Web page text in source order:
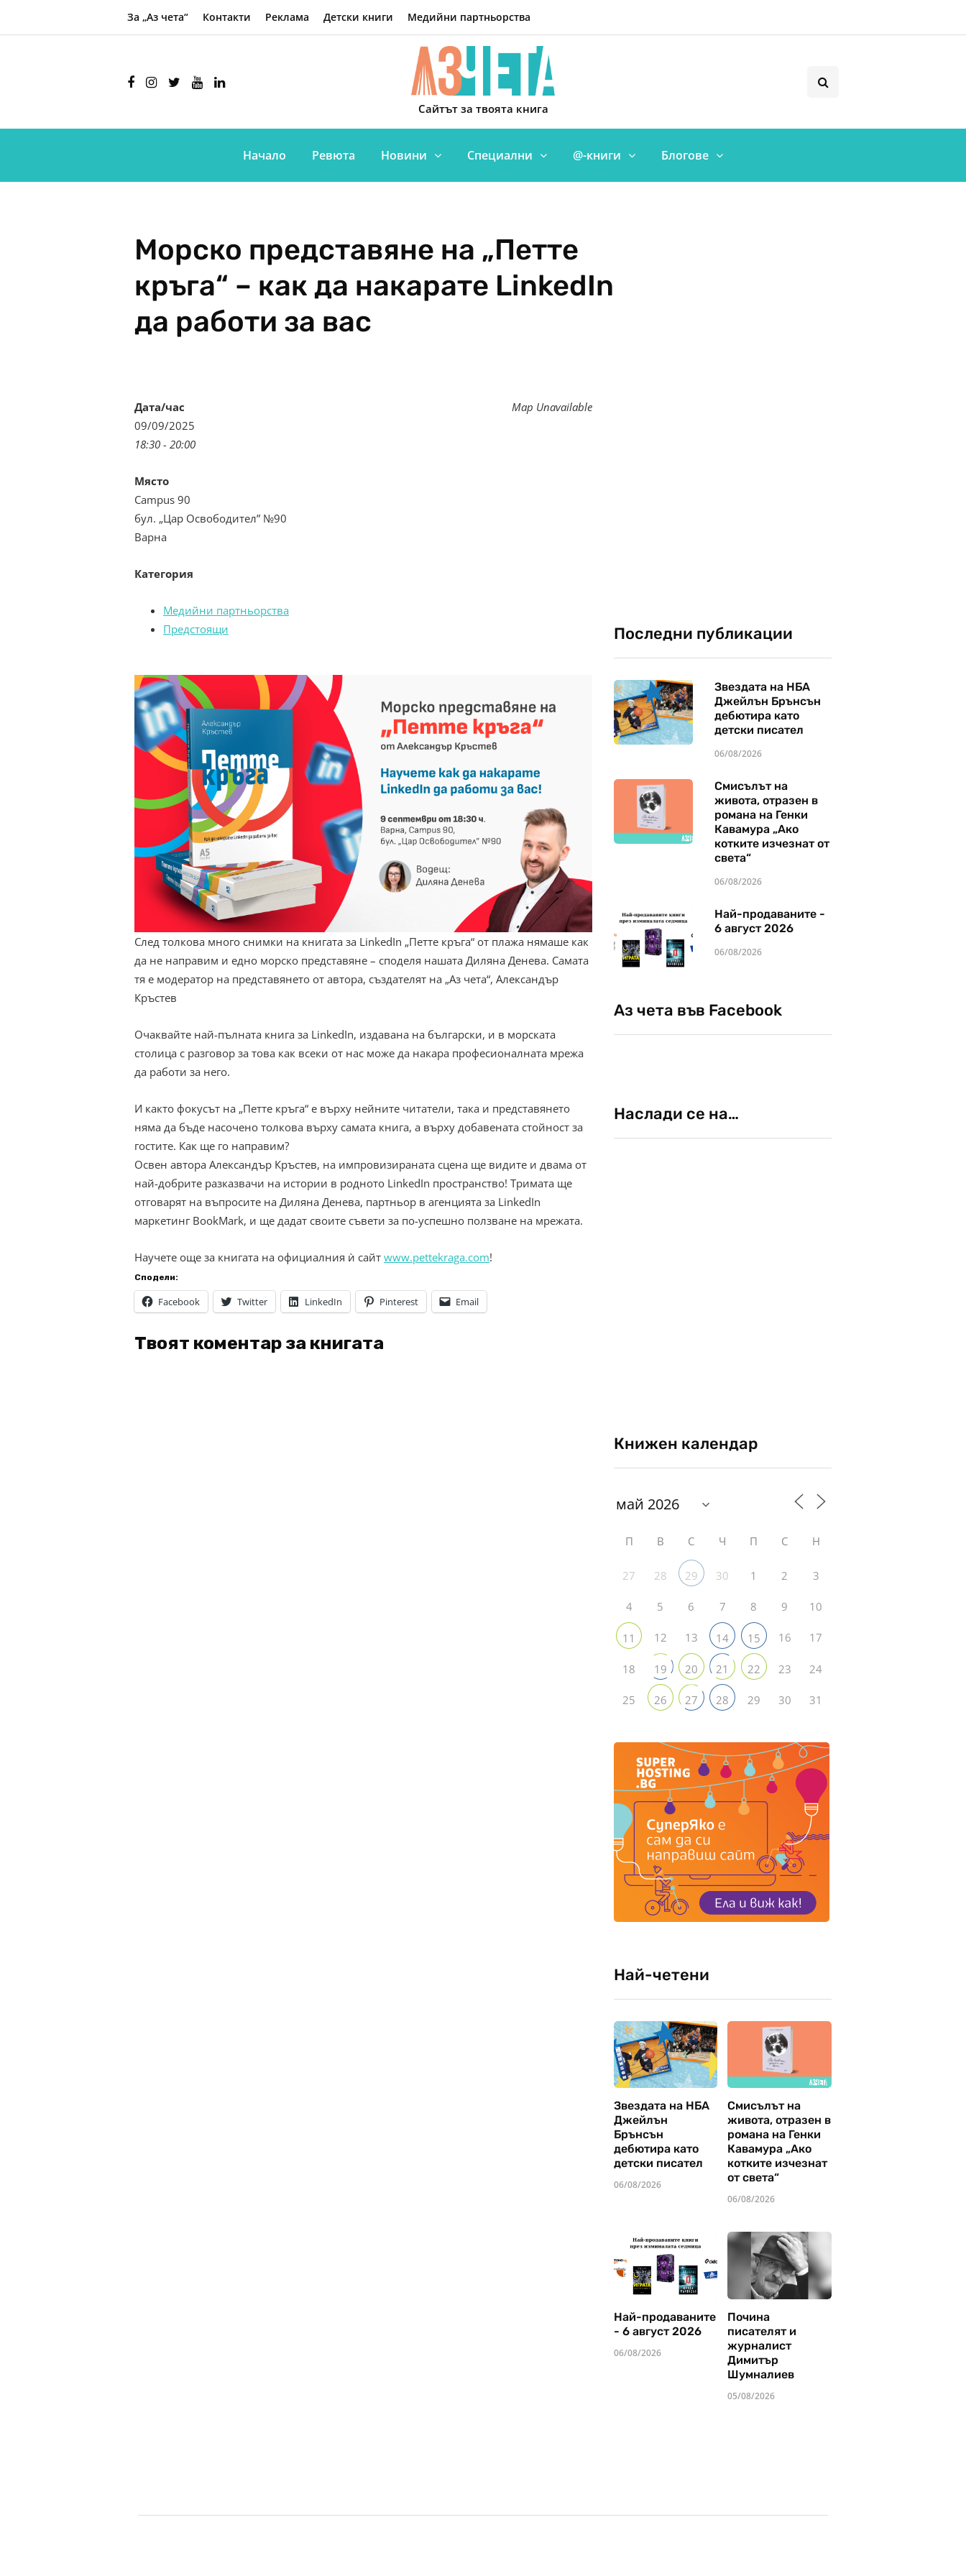
За „Аз чета“ Контакти Реклама Детски книги Медийни партньорства
Сайтът за твоята книга
Начало Ревюта Новини Специални @-книги Блогове
Морско представяне на „Петте
кръга“ – как да накарате LinkedIn
да работи за вас
Map Unavailable
Дата/час
09/09/2025
18:30 - 20:00
Място
Campus 90
бул. „Цар Освободител” №90
Варна
Категория
Медийни партньорства
Предстоящи
След толкова много снимки на книгата за LinkedIn „Петте кръга“ от плажа нямаше как
да не направим и едно морско представяне – споделя нашата Диляна Денева. Самата
тя е модератор на представянето от автора, създателят на „Аз чета“, Александър
Кръстев
Очаквайте най-пълната книга за LinkedIn, издавана на български, и в морската
столица с разговор за това как всеки от нас може да накара професионалната мрежа
да работи за него.
И както фокусът на „Петте кръга“ е върху нейните читатели, така и представянето
няма да бъде насочено толкова върху самата книга, а върху добавената стойност за
гостите. Как ще го направим?
Освен автора Александър Кръстев, на импровизираната сцена ще видите и двама от
най-добрите разказвачи на истории в родното LinkedIn пространство! Тримата ще
отговарят на въпросите на Диляна Денева, партньор в агенцията за LinkedIn
маркетинг BookMark, и ще дадат своите съвети за по-успешно ползване на мрежата.
Научете още за книгата на официалния ѝ сайт www.pettekraga.com!
Сподели:
Facebook Twitter LinkedIn Pinterest Email
Твоят коментар за книгата
Последни публикации
Звездата на НБА
Джейлън Брънсън
дебютира като
детски писател
06/08/2026
Смисълът на
живота, отразен в
романа на Генки
Кавамура „Ако
котките изчезнат от
света“
06/08/2026
Най-продаваните -
6 август 2026
06/08/2026
Аз чета във Facebook
Наслади се на…
Книжен календар
П В С Ч П С Н
27 28 29 30 1 2 3
4 5 6 7 8 9 10
11 12 13 14 15 16 17
18 19 20 21 22 23 24
25 26 27 28 29 30 31
Най-четени
Звездата на НБА
Джейлън
Брънсън
дебютира като
детски писател
06/08/2026
Смисълът на
живота, отразен в
романа на Генки
Кавамура „Ако
котките изчезнат
от света“
06/08/2026
Най-продаваните
- 6 август 2026
06/08/2026
Почина
писателят и
журналист
Димитър
Шумналиев
05/08/2026